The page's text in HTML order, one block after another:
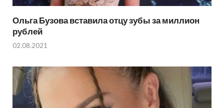
Ольга Бузова вставила отцу зубы за миллион
рублей
02.08.2021